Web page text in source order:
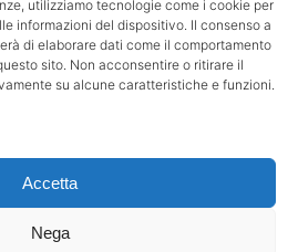
utilizziamo tecnologie come i cookie per
informazioni del dispositivo. Il consenso a
di elaborare dati come il comportamento
sito. Non acconsentire o ritirare il
su alcune caratteristiche e funzioni.
Accetta
Nega
il consenso al trattamento dei
specificati nellaprivacy policy?